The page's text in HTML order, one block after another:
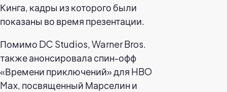
Кинга, кадры из которого были
показаны во время презентации.
Помимо DC Studios, Warner Bros.
также анонсировала спин-офф
«Времени приключений» для HBO
Max, посвященный Марселин и